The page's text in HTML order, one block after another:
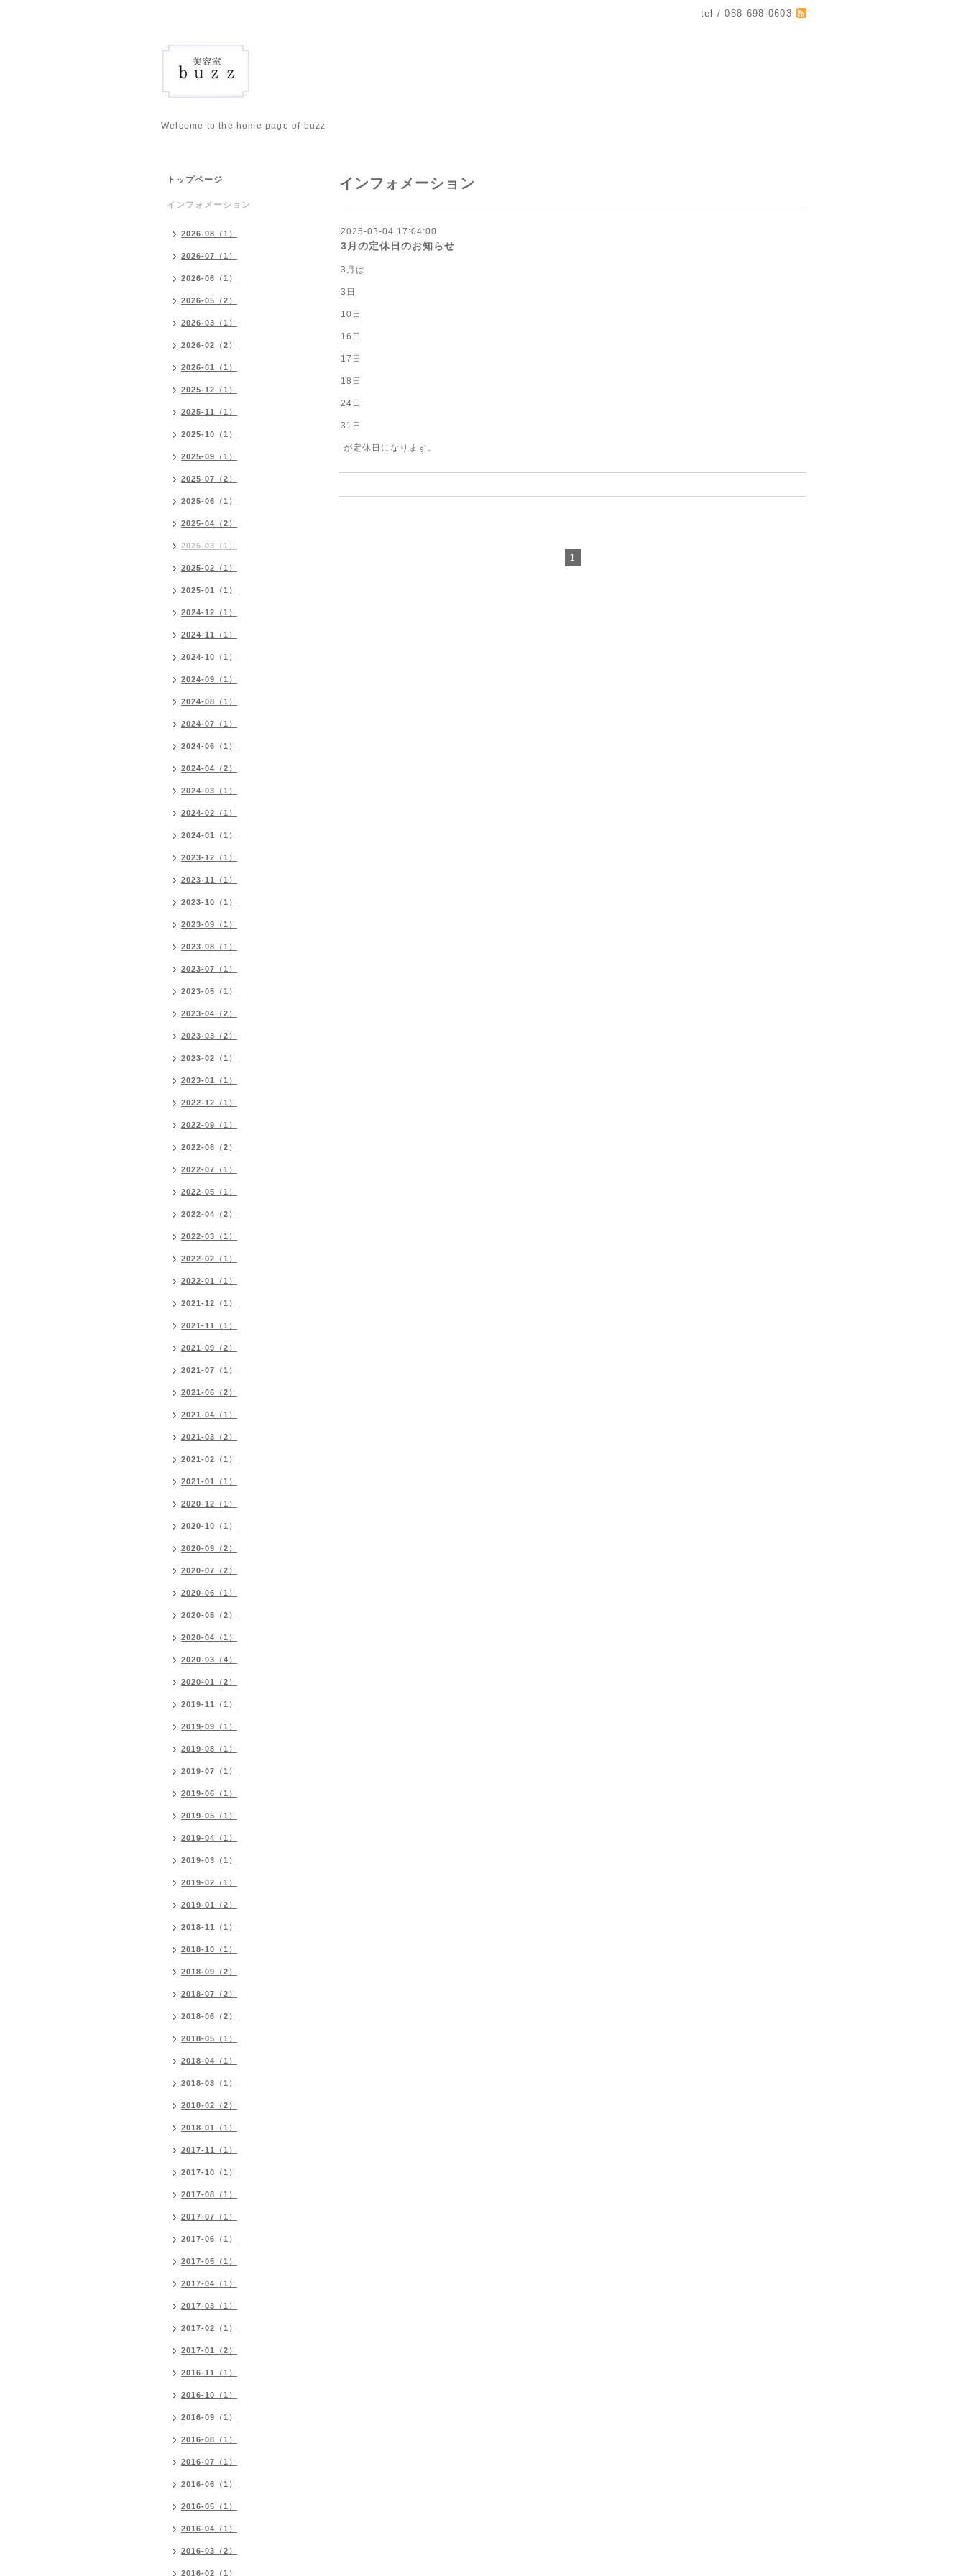
tel / 088-698-0603
Welcome to the home page of buzz
インフォメーション
2025-03-04 17:04:00
3月の定休日のお知らせ
3月は
3日
10日
16日
17日
18日
24日
31日
が定休日になります。
1
トップページ
インフォメーション
2026-08（1）
2026-07（1）
2026-06（1）
2026-05（2）
2026-03（1）
2026-02（2）
2026-01（1）
2025-12（1）
2025-11（1）
2025-10（1）
2025-09（1）
2025-07（2）
2025-06（1）
2025-04（2）
2025-03（1）
2025-02（1）
2025-01（1）
2024-12（1）
2024-11（1）
2024-10（1）
2024-09（1）
2024-08（1）
2024-07（1）
2024-06（1）
2024-04（2）
2024-03（1）
2024-02（1）
2024-01（1）
2023-12（1）
2023-11（1）
2023-10（1）
2023-09（1）
2023-08（1）
2023-07（1）
2023-05（1）
2023-04（2）
2023-03（2）
2023-02（1）
2023-01（1）
2022-12（1）
2022-09（1）
2022-08（2）
2022-07（1）
2022-05（1）
2022-04（2）
2022-03（1）
2022-02（1）
2022-01（1）
2021-12（1）
2021-11（1）
2021-09（2）
2021-07（1）
2021-06（2）
2021-04（1）
2021-03（2）
2021-02（1）
2021-01（1）
2020-12（1）
2020-10（1）
2020-09（2）
2020-07（2）
2020-06（1）
2020-05（2）
2020-04（1）
2020-03（4）
2020-01（2）
2019-11（1）
2019-09（1）
2019-08（1）
2019-07（1）
2019-06（1）
2019-05（1）
2019-04（1）
2019-03（1）
2019-02（1）
2019-01（2）
2018-11（1）
2018-10（1）
2018-09（2）
2018-07（2）
2018-06（2）
2018-05（1）
2018-04（1）
2018-03（1）
2018-02（2）
2018-01（1）
2017-11（1）
2017-10（1）
2017-08（1）
2017-07（1）
2017-06（1）
2017-05（1）
2017-04（1）
2017-03（1）
2017-02（1）
2017-01（2）
2016-11（1）
2016-10（1）
2016-09（1）
2016-08（1）
2016-07（1）
2016-06（1）
2016-05（1）
2016-04（1）
2016-03（2）
2016-02（1）